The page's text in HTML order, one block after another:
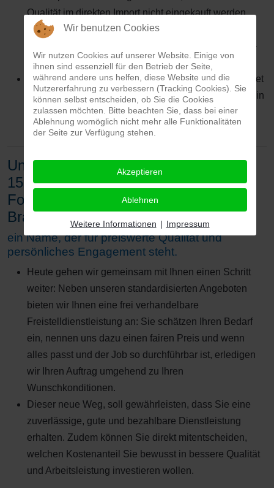
Qualität im direkten Import nicht eingekauft werden
kann und versuchen daher europäische Dienstleister
zwischenzuschalten, die dann am besten zu Fernost-
Preisen die Verantwortung übernehmen sollen.
Eine derartige Rechnung kann wirtschaftlich betrachtet
nicht aufgehen und beinhaltet dadurch automatisch ein
unkalkulierbar hohes Risikopotenzial für alle
Beteiligten.
Unser Unternehmen hat sich vor über
15 Jahren als eines der ersten Online-
Fotostudios einen Namen in der
Branche aufgebaut,
ein Name, der für preiswerte Qualität und
persönliches Engagement steht.
Heute gehen wir gemeinsam mit Ihnen einen Schritt
weiter: Neben unseren standardisierten Angeboten
bieten wir Ihnen eine frei verhandelbare
Freistelldienstleistung an: Sie schätzen Ihren Bedarf
ein, nennen uns dazu einen fairen Preis und wenn
alles passt und der Job so durchführbar ist, erledigen
wir Ihren Auftrag umgehend zu Ihren
Wunschkonditionen.
Dieser neue Weg, soll gewährleisten, dass Sie eine
zuverlässige, gute und bezahlbare Dienstleistung
erhalten. Zudem können Sie direkt mitentscheiden,
welchen Kostenanteil Sie bewusst in bessere Qualität
und Arbeitsleistung investieren wollen.
Wir benutzen Cookies
Wir nutzen Cookies auf unserer Website. Einige von
ihnen sind essenziell für den Betrieb der Seite,
während andere uns helfen, diese Website und die
Nutzererfahrung zu verbessern (Tracking Cookies). Sie
können selbst entscheiden, ob Sie die Cookies
zulassen möchten. Bitte beachten Sie, dass bei einer
Ablehnung womöglich nicht mehr alle Funktionalitäten
der Seite zur Verfügung stehen.
Akzeptieren
Ablehnen
Weitere Informationen | Impressum